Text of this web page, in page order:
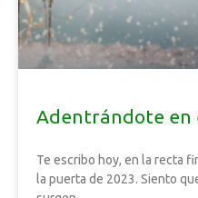
Adentrándote en
Te escribo hoy, en la recta
la puerta de 2023. Siento